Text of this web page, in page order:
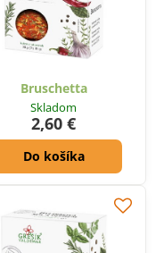
Bruschetta
Skladom
2,60 €
Do košíka